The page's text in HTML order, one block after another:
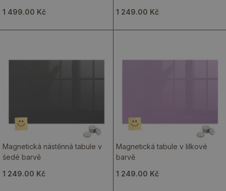
1 499.00 Kč
1 249.00 Kč
Magnetická nástěnná tabule v
šedé barvě
1 249.00 Kč
Magnetická tabule v lilkové
barvě
1 249.00 Kč